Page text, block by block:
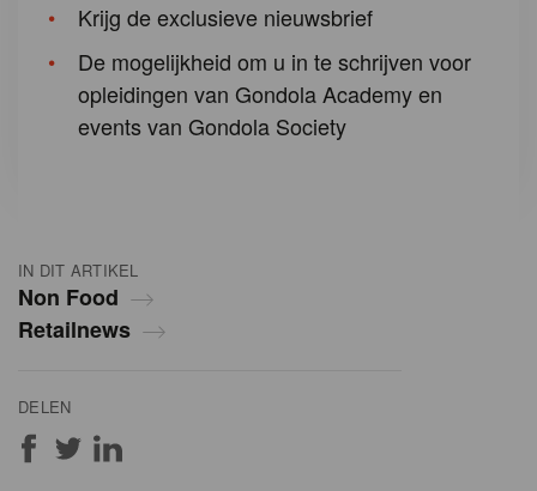
IN DIT ARTIKEL
Non Food
Retailnews
DELEN
Krijg de exclusieve nieuwsbrief
De mogelijkheid om u in te schrijven voor
opleidingen van Gondola Academy en
events van Gondola Society